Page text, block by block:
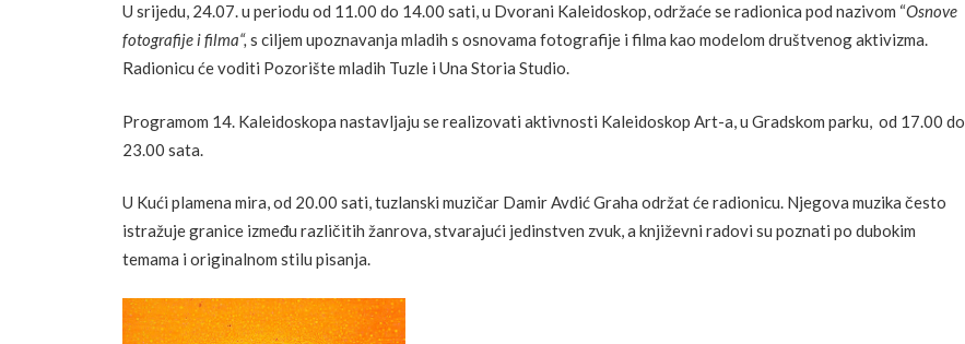
U srijedu, 24.07. u periodu od 11.00 do 14.00 sati, u Dvorani Kaleidoskop, održaće se radionica pod nazivom “Osnove
fotografije i filma“, s ciljem upoznavanja mladih s osnovama fotografije i filma kao modelom društvenog aktivizma.
Radionicu će voditi Pozorište mladih Tuzle i Una Storia Studio.
Programom 14. Kaleidoskopa nastavljaju se realizovati aktivnosti Kaleidoskop Art-a, u Gradskom parku, od 17.00 do
23.00 sata.
U Kući plamena mira, od 20.00 sati, tuzlanski muzičar Damir Avdić Graha održat će radionicu. Njegova muzika često
istražuje granice između različitih žanrova, stvarajući jedinstven zvuk, a književni radovi su poznati po dubokim
temama i originalnom stilu pisanja.